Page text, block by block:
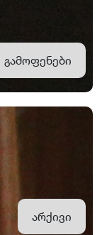
გამოფენები
არქივი